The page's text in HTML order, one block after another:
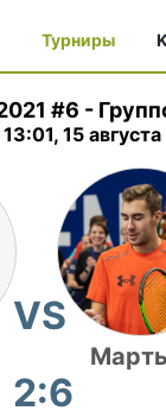
Турниры
#6 -
15 августа
VS
2:6